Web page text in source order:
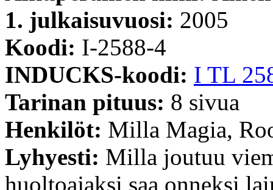
1. julkaisuvuosi: 2005
Koodi: I-2588-4
INDUCKS-koodi: I TL
Tarinan pituus: 8 sivua
Henkilöt: Milla Magia,
Lyhyesti: Milla joutuu
huoltoajaksi saa onneksi